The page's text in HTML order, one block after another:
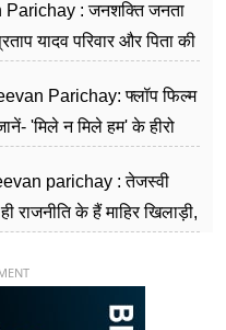
: जनशक्ति जनता
यादव परिवार और पिता की
Parichay: फ्लॉप फिल्म
'मिले न मिले हम' के हीरो
parichay : तेजस्वी
राजनीति के हैं माहिर खिलाड़ी,